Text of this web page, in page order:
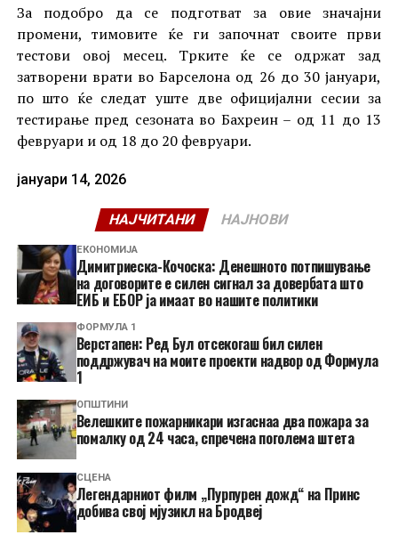
За подобро да се подготват за овие значајни
промени, тимовите ќе ги започнат своите први
тестови овој месец. Трките ќе се одржат зад
затворени врати во Барселона од 26 до 30 јануари,
по што ќе следат уште две официјални сесии за
тестирање пред сезоната во Бахреин – од 11 до 13
февруари и од 18 до 20 февруари.
јануари 14, 2026
НАЈЧИТАНИ НАЈНОВИ
ЕКОНОМИЈА
Димитриеска-Кочоска: Денешното потпишување
на договорите е силен сигнал за довербата што
ЕИБ и ЕБОР ја имаат во нашите политики
ФОРМУЛА 1
Верстапен: Ред Бул отсекогаш бил силен
поддржувач на моите проекти надвор од Формула
1
ОПШТИНИ
Велешките пожарникари изгаснаа два пожара за
помалку од 24 часа, спречена поголема штета
СЦЕНА
Легендарниот филм „Пурпурен дожд“ на Принс
добива свој мјузикл на Бродвеј